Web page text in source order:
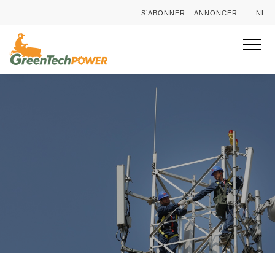
S’ABONNER ANNONCER NL